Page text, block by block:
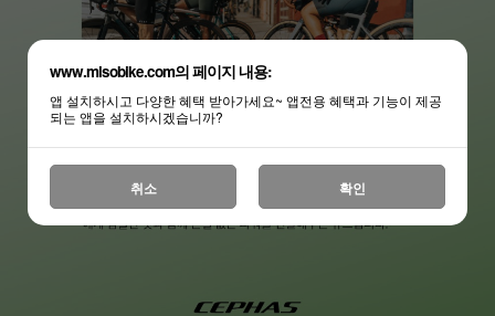
www.misobike.com의 페이지 내용:
앱 설치하시고 다양한 혜택 받아가세요~ 앱전용 혜택과 기능이 제공
되는 앱을 설치하시겠습니까?
취소 확인